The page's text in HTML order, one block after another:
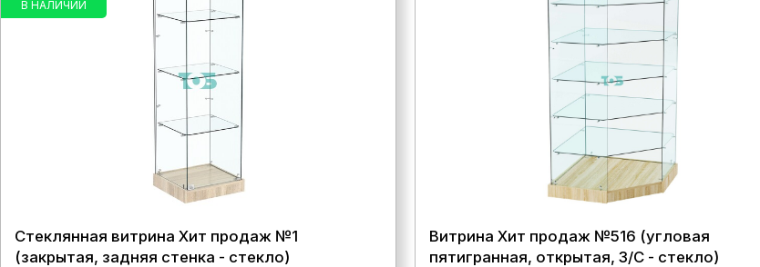
В НАЛИЧИИ
Стеклянная витрина Хит продаж №1
(закрытая, задняя стенка - стекло)
Витрина Хит продаж №516 (угловая
пятигранная, открытая, З/C - стекло)